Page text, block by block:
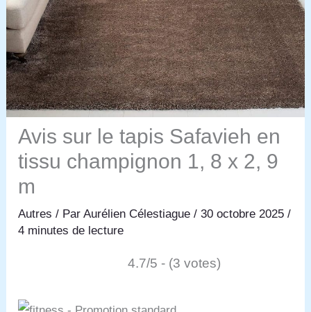
Avis sur le tapis Safavieh en
tissu champignon 1, 8 x 2, 9
m
Autres / ParAurélien Célestiague/30 octobre 2025/
4 minutes de lecture
4.7/5 - (3 votes)